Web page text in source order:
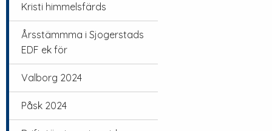
Kristi himmelsfärds
Årsstämmma i Sjogerstads
EDF ek för
Valborg 2024
Påsk 2024